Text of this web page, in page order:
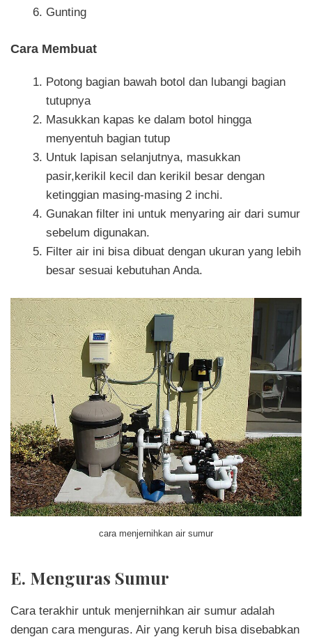
Gunting
Cara Membuat
Potong bagian bawah botol dan lubangi bagian
tutupnya
Masukkan kapas ke dalam botol hingga
menyentuh bagian tutup
Untuk lapisan selanjutnya, masukkan
pasir,kerikil kecil dan kerikil besar dengan
ketinggian masing-masing 2 inchi.
Gunakan filter ini untuk menyaring air dari sumur
sebelum digunakan.
Filter air ini bisa dibuat dengan ukuran yang lebih
besar sesuai kebutuhan Anda.
cara menjernihkan air sumur
E. Menguras Sumur
Cara terakhir untuk menjernihkan air sumur adalah
dengan cara menguras. Air yang keruh bisa disebabkan